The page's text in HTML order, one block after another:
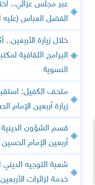
عبر مجلس عزائي..
الفضل العباس (عليه
البرامج الثقافية
النسوية
زيارة أربعين الإمام
قسم الشؤون
أربعين الإمام
خدمة لزائرات الأربعين